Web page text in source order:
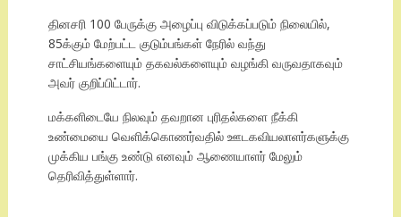
தினசரி 100 பேருக்கு அழைப்பு விடுக்கப்படும் நிலையில்,
85க்கும் மேற்பட்ட குடும்பங்கள் நேரில் வந்து
சாட்சியங்களையும் தகவல்களையும் வழங்கி வருவதாகவும்
அவர் குறிப்பிட்டார்.
மக்களிடையே நிலவும் தவறான புரிதல்களை நீக்கி
உண்மையை வெளிக்கொணர்வதில் ஊடகவியலாளர்களுக்கு
முக்கிய பங்கு உண்டு எனவும் ஆணையாளர் மேலும்
தெரிவித்துள்ளார்.